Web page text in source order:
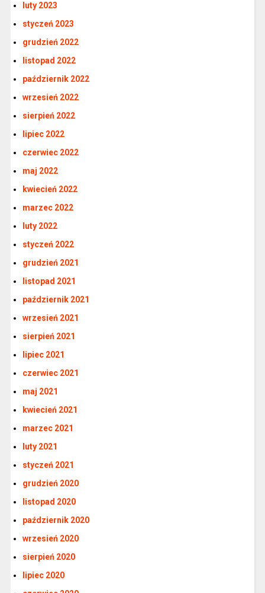
luty 2023
styczeń 2023
grudzień 2022
listopad 2022
październik 2022
wrzesień 2022
sierpień 2022
lipiec 2022
czerwiec 2022
maj 2022
kwiecień 2022
marzec 2022
luty 2022
styczeń 2022
grudzień 2021
listopad 2021
październik 2021
wrzesień 2021
sierpień 2021
lipiec 2021
czerwiec 2021
maj 2021
kwiecień 2021
marzec 2021
luty 2021
styczeń 2021
grudzień 2020
listopad 2020
październik 2020
wrzesień 2020
sierpień 2020
lipiec 2020